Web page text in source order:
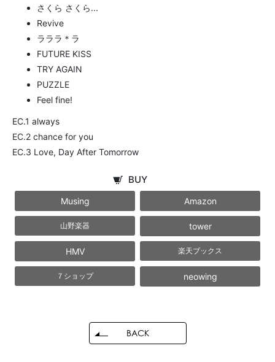
さくら さくら...
Revive
ラララ＊ラ
FUTURE KISS
TRY AGAIN
PUZZLE
Feel fine!
EC.1 always
EC.2 chance for you
EC.3 Love, Day After Tomorrow
BUY
Musing Amazon
山野楽器 tower
HMV 楽天ブックス
７ショップ neowing
BACK